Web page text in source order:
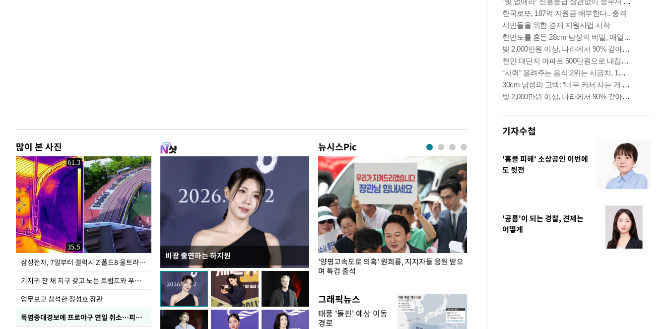
많이 본 사진
삼성전자, 7일부터 갤럭시 Z 폴드8 울트라·폴드8·플립8 출시
기저귀 찬 채 지구 갖고 노는 트럼프와 푸틴 형상 미로
업무보고 참석한 정성호 장관
폭염중대경보에 프로야구 연일 취소…피칭 연습장 '52도'
비광 출연하는 하지원
뉴시스Pic
이재명 대통령, "수사·기소 분리 관련 대비책 최
선 다해 강구해야"
'양평고속도로 의혹' 원희룡, 지지자들 응원 받으
며 특검 출석
그래픽뉴스
태풍 '돌핀' 예상 이동
경로
기자수첩
'홈플 피해' 소상공인 이번에
도 뒷전
'공룡'이 되는 경찰, 견제는
어떻게